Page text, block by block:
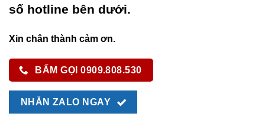
số hotline bên dưới.
Xin chân thành cảm ơn.
BẤM GỌI 0909.808.530
NHẮN ZALO NGAY